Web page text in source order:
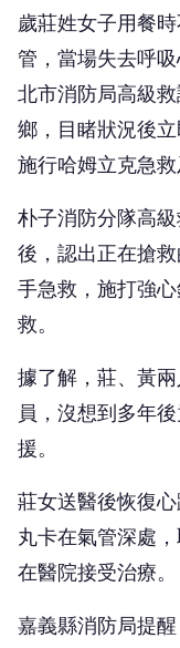
管，當場失去呼
北市消防局高級
鄉，目睹狀況後
施行哈姆立克急救
朴子消防分隊高
後，認出正在搶
手急救，施打強
救。
據了解，莊、黃
員，沒想到多年
援。
莊女送醫後恢復
丸卡在氣管深處
在醫院接受治療。
嘉義縣消防局提
吃邊說話或嬉戲